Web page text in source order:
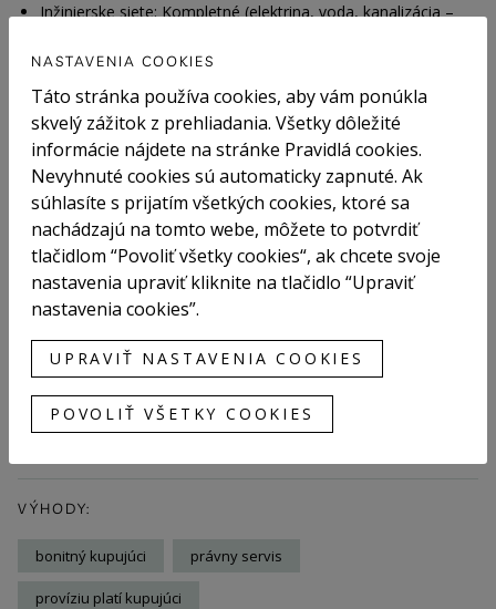
Inžinierske siete:Kompletné (elektrina, voda, kanalizácia –
Stav: Aspoň čiastočne zariadený a udržiavaný (vhodný na
nasťahovanie).
Požiadavky na lokalitu (Obec):
Dostupnosť do Bratislavy do 40 minút
Občianska vybavenosť: Potraviny/obchod v obci.
Školstvo: Slovenská materská a základná škola priamo v
obci.
FInancovanie: rozpočet 270.000,- EUR (hotovosť + hypotéka)
Máte nehnuteľnosť, ktorá spĺňa tieto kritériá, alebo uvažujete o
predaji v blízkej dobe? Budem rada za každú ponuku (aj od
VÝHODY:
bonitný kupujúci právny servis
províziu platí kupujúci
NASTAVENIA COOKIES
Táto stránka používa cookies, aby vám ponúkla
skvelý zážitok z prehliadania. Všetky dôležité
informácie nájdete na stránke Pravidlá cookies.
Nevyhnuté cookies sú automaticky zapnuté. Ak
súhlasíte s prijatím všetkých cookies, ktoré sa
nachádzajú na tomto webe, môžete to potvrdiť
tlačidlom “Povoliť všetky cookies“, ak chcete svoje
nastavenia upraviť kliknite na tlačidlo “Upraviť
nastavenia cookies”.
UPRAVIŤ NASTAVENIA COOKIES
POVOLIŤ VŠETKY COOKIES